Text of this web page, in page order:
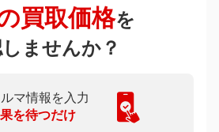
買取価格を
ませんか？
マ情報を入力
を待つだけ